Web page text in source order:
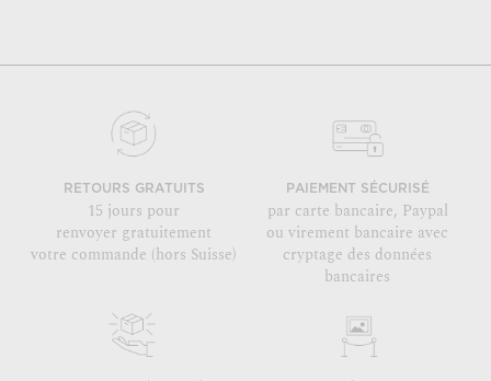
RETOURS GRATUITS
15 jours pour
renvoyer gratuitement
votre commande (hors Suisse)
PAIEMENT SÉCURISÉ
par carte bancaire, Paypal
ou virement bancaire avec
cryptage des données
bancaires